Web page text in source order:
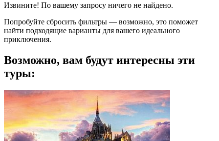
Извините! По вашему запросу ничего не найдено.
Попробуйте сбросить фильтры — возможно, это поможет
найти подходящие варианты для вашего идеального
приключения.
Возможно, вам будут интересны эти
туры: